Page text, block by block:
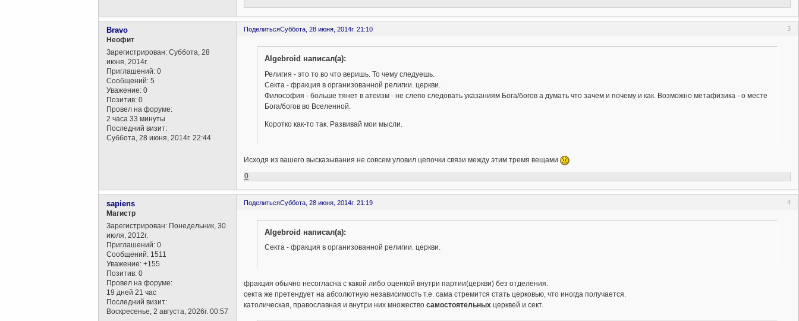
Поделиться 3
Суббота, 28 июня, 2014г. 21:10
Bravo
Неофит
Зарегистрирован: Суббота, 28
июня, 2014г.
Приглашений: 0
Сообщений: 5
Уважение: 0
Позитив: 0
Провел на форуме:
2 часа 33 минуты
Последний визит:
Суббота, 28 июня, 2014г. 22:44
Algebroid написал(а):
Религия - это то во что веришь. То чему следуешь.
Секта - фракция в организованной религии. церкви.
Философия - больше тянет в атеизм - не слепо следовать указаниям Бога/богов а думать что зачем и почему и как. Возможно метафизика - о месте
Бога/богов во Вселенной.
Коротко как-то так. Развивай мои мысли.
Исходя из вашего высказывания не совсем уловил цепочки связи между этим тремя вещами
0
Поделиться 4
Суббота, 28 июня, 2014г. 21:19
sapiens
Магистр
Зарегистрирован: Понедельник, 30
июля, 2012г.
Приглашений: 0
Сообщений: 1511
Уважение: +155
Позитив: 0
Провел на форуме:
19 дней 21 час
Последний визит:
Воскресенье, 2 августа, 2026г. 00:57
Algebroid написал(а):
Секта - фракция в организованной религии. церкви.
фракция обычно несогласна с какой либо оценкой внутри партии(церкви) без отделения.
секта же претендует на абсолютную независимость т.е. сама стремится стать церковью, что иногда получается.
католическая, православная и внутри них множество самостоятельныхцерквей и сект.